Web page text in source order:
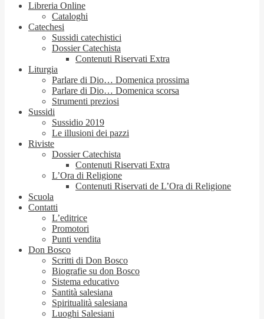
Libreria Online
Cataloghi
Catechesi
Sussidi catechistici
Dossier Catechista
Contenuti Riservati Extra
Liturgia
Parlare di Dio… Domenica prossima
Parlare di Dio… Domenica scorsa
Strumenti preziosi
Sussidi
Sussidio 2019
Le illusioni dei pazzi
Riviste
Dossier Catechista
Contenuti Riservati Extra
L’Ora di Religione
Contenuti Riservati de L’Ora di Religione
Scuola
Contatti
L’editrice
Promotori
Punti vendita
Don Bosco
Scritti di Don Bosco
Biografie su don Bosco
Sistema educativo
Santità salesiana
Spiritualità salesiana
Luoghi Salesiani